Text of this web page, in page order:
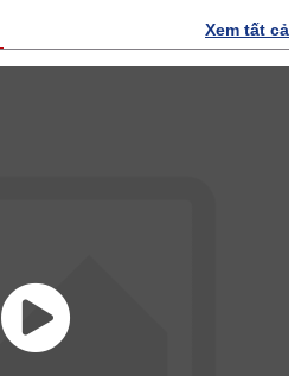
Xem tất cả